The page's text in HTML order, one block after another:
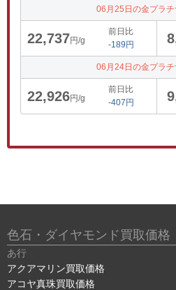
06月25日の金プラ
22,737円/g
前日比
-189円
06月24日の金プラ
22,926円/g
前日比
-407円
色石・ダイヤモンド買取価格
あ行
アクアマリン買取価格
アコヤ真珠買取価格